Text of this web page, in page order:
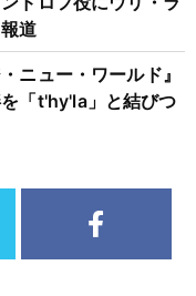
道
ニュー・ワールド』
「t'hy'la」と結びつ